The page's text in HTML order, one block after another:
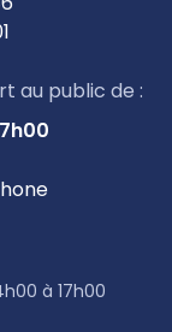
au public de :
à 17h00